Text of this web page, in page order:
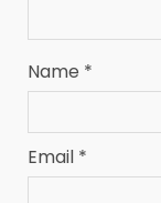
Name *
Email *